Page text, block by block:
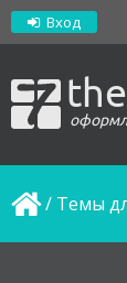
Вход
/ Темы